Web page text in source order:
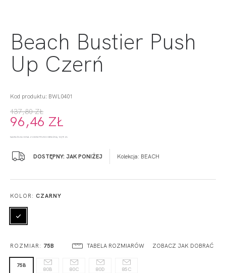
Beach Bustier Push
Up Czerń
Kod produktu: BWL0401
137,80 ZŁ
96,46 ZŁ
NAJNIŻSZA CENA Z 30 DNI PRZED OBNIŻKĄ: 130,91 ZŁ
DOSTĘPNY: JAK PONIŻEJ Kolekcja: BEACH
KOLOR: CZARNY
ROZMIAR: 75B TABELA ROZMIARÓW ZOBACZ JAK DOBRAĆ
75B
80B 80C 80D 85C